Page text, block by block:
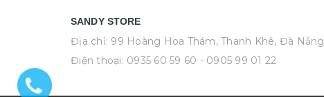
SANDY STORE
Địa chỉ: 99 Hoàng Hoa Thám, Thanh Khê, Đà Nẵng
Điện thoại: 0935 60 59 60 - 0905 99 01 22